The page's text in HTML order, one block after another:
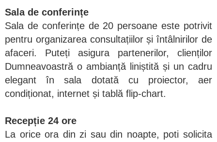
Sala de conferințe
Sala de conferințe de 20 persoane este potrivit
pentru organizarea consultațiilor și întâlnirilor de
afaceri. Puteți asigura partenerilor, clienților
Dumneavoastră o ambianță liniștită și un cadru
elegant în sala dotată cu proiector, aer
condiționat, internet și tablă flip-chart.
Recepție 24 ore
La orice ora din zi sau din noapte, poti solicita